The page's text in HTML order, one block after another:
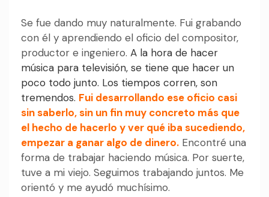
Se fue dando muy naturalmente. Fui grabando
con él y aprendiendo el oficio del compositor,
productor e ingeniero. A la hora de hacer
música para televisión, se tiene que hacer un
poco todo junto. Los tiempos corren, son
tremendos. Fui desarrollando ese oficio casi
sin saberlo, sin un fin muy concreto más que
el hecho de hacerlo y ver qué iba sucediendo,
empezar a ganar algo de dinero. Encontré una
forma de trabajar haciendo música. Por suerte,
tuve a mi viejo. Seguimos trabajando juntos. Me
orientó y me ayudó muchísimo.